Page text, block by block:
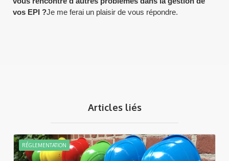
vos EPI ?Je me ferai un plaisir de vous répondre.
Articles liés
RÉGLEMENTATION